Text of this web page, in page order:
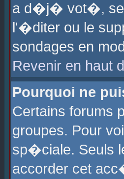
a d�j� vot�,
l'�diter ou le
sondages en
Revenir en haut
Pourquoi ne
Certains forums
groupes. Pour
sp�ciale. Seuls
accorder cet